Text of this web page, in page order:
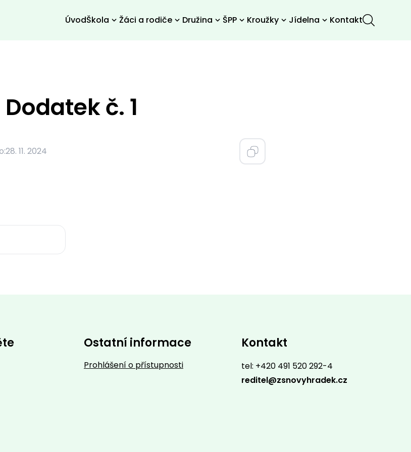
ÚvodŠkola Žáci a rodiče Družina ŠPP Kroužky Jídelna Kontakt
Dodatek č. 1
28. 11. 2024
Ostatní informace
Prohlášení o přístupnosti
Kontakt
tel: +420 491 520 292-4
reditel@zsnovyhradek.cz